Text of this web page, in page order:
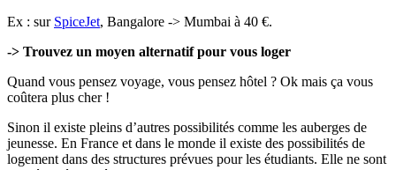
Ex : sur SpiceJet, Bangalore -> Mumbai à 40 €.
-> Trouvez un moyen alternatif pour vous loger
Quand vous pensez voyage, vous pensez hôtel ? Ok mais ça vous
coûtera plus cher !
Sinon il existe pleins d’autres possibilités comme les auberges de
jeunesse. En France et dans le monde il existe des possibilités de
logement dans des structures prévues pour les étudiants. Elle ne sont